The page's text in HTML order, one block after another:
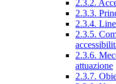
2.3.2.
2.3.3.
2.3.4.
2.3.5.
2.3.6.
attuazione
2.3.7.